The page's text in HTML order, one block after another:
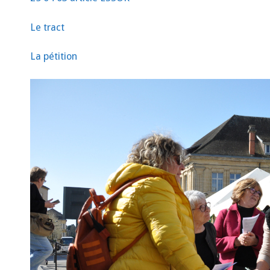
Le tract
La pétition